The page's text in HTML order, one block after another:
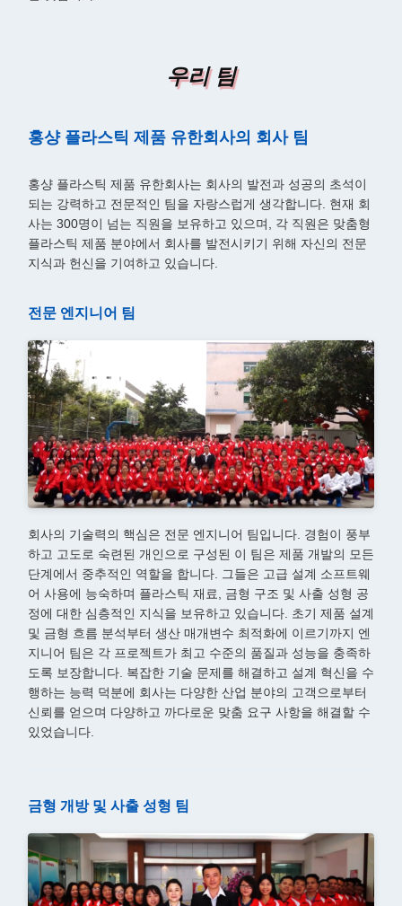
우리 팀
홍샹 플라스틱 제품 유한회사의 회사 팀
홍샹 플라스틱 제품 유한회사는 회사의 발전과 성공의 초석이
되는 강력하고 전문적인 팀을 자랑스럽게 생각합니다. 현재 회
사는 300명이 넘는 직원을 보유하고 있으며, 각 직원은 맞춤형
플라스틱 제품 분야에서 회사를 발전시키기 위해 자신의 전문
지식과 헌신을 기여하고 있습니다.
전문 엔지니어 팀
회사의 기술력의 핵심은 전문 엔지니어 팀입니다. 경험이 풍부
하고 고도로 숙련된 개인으로 구성된 이 팀은 제품 개발의 모든
단계에서 중추적인 역할을 합니다. 그들은 고급 설계 소프트웨
어 사용에 능숙하며 플라스틱 재료, 금형 구조 및 사출 성형 공
정에 대한 심층적인 지식을 보유하고 있습니다. 초기 제품 설계
및 금형 흐름 분석부터 생산 매개변수 최적화에 이르기까지 엔
지니어 팀은 각 프로젝트가 최고 수준의 품질과 성능을 충족하
도록 보장합니다. 복잡한 기술 문제를 해결하고 설계 혁신을 수
행하는 능력 덕분에 회사는 다양한 산업 분야의 고객으로부터
신뢰를 얻으며 다양하고 까다로운 맞춤 요구 사항을 해결할 수
있었습니다.
금형 개방 및 사출 성형 팀